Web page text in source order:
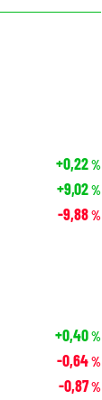
+0,22%
+9,02%
-9,88%
+0,40%
-0,64%
-0,87%